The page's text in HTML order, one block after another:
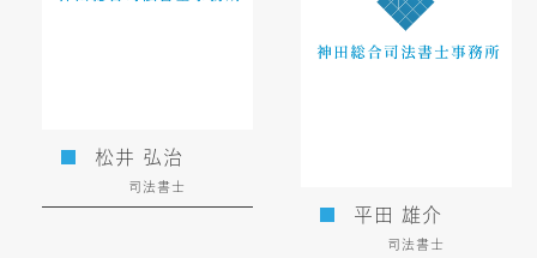
松井 弘治
司法書士
平田 雄介
司法書士